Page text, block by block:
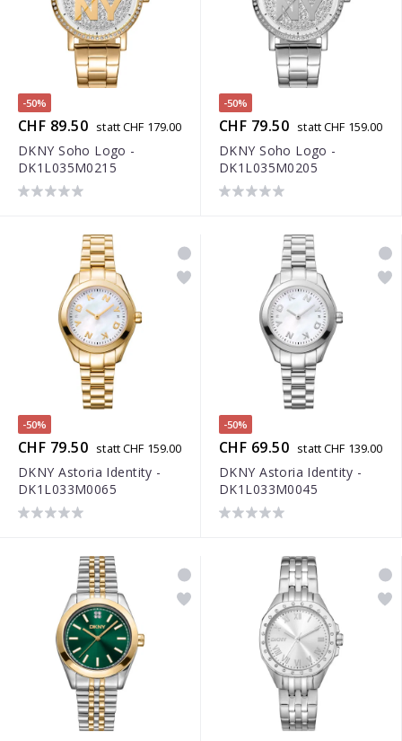
-50%
CHF 89.50 statt CHF 179.00
DKNY Soho Logo -
DK1L035M0215
-50%
CHF 79.50 statt CHF 159.00
DKNY Soho Logo -
DK1L035M0205
-50%
CHF 79.50 statt CHF 159.00
DKNY Astoria Identity -
DK1L033M0065
-50%
CHF 69.50 statt CHF 139.00
DKNY Astoria Identity -
DK1L033M0045